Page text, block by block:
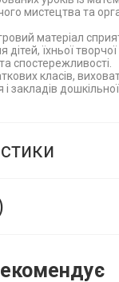
мистецтва та
матеріал
дітей, їхньої
спостережливості.
класів,
дошкільної